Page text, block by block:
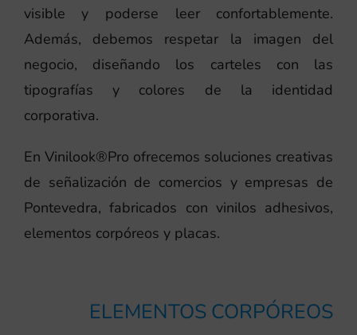
visible y poderse leer confortablemente.
Además, debemos respetar la imagen del
negocio, diseñando los carteles con las
tipografías y colores de la identidad
corporativa.
En Vinilook®Pro ofrecemos soluciones creativas
de señalización de comercios y empresas de
Pontevedra, fabricados con vinilos adhesivos,
elementos corpóreos y placas.
ELEMENTOS CORPÓREOS